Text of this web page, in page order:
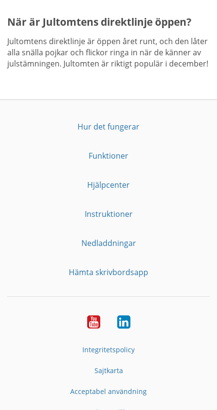
När är Jultomtens direktlinje öppen?
Jultomtens direktlinje är öppen året runt, och den låter
alla snälla pojkar och flickor ringa in när de känner av
julstämningen. Jultomten är riktigt populär i december!
Hur det fungerar
Funktioner
Hjälpcenter
Instruktioner
Nedladdningar
Hämta skrivbordsapp
YouTubeLinkedIn
Integritetspolicy
Sajtkarta
Acceptabel användning